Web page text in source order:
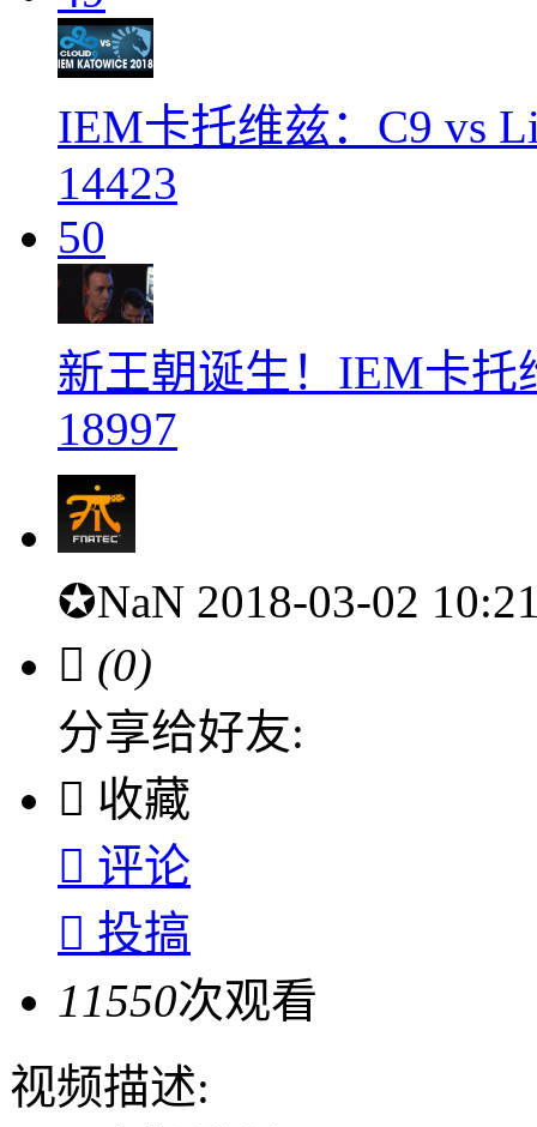
IEM卡托维兹：C9 vs
14423
50
新王朝诞生！IEM卡托
18997
✪NaN 2018-03-02
 (0)
分享给好友:
 收藏
 评论
 投搞
11550次观看
视频描述: